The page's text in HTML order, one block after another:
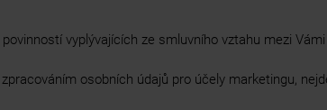
vyplývajících ze smluvního vztahu mezi
osobních údajů pro účely marketingu,